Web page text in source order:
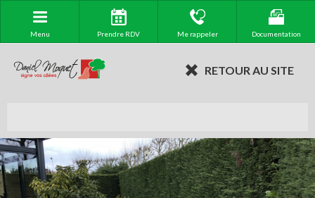
Menu Prendre RDV Me rappeler Documentation
RETOUR AU SITE